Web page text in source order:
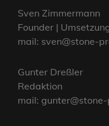
Sven Zimmermann
Founder |
mail: sven@stone-
Gunter Dreßler
Redaktion
mail: